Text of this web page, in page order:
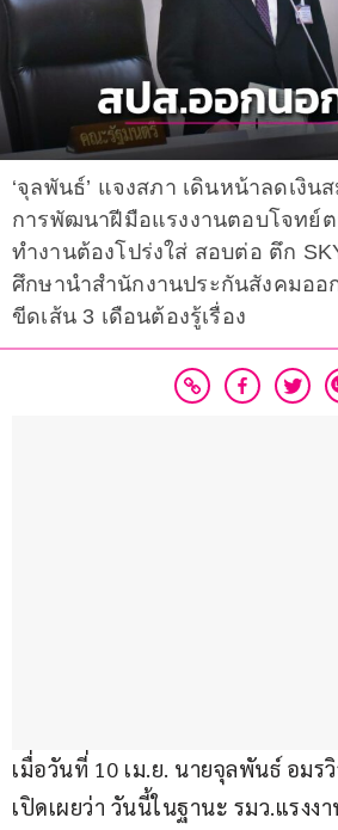
‘จุลพันธ์’ แจงสภา เดินหน้าลดเงิน
การพัฒนาฝีมือแรงงานตอบโจทย์ต
ทำงานต้องโปร่งใส่ สอบต่อ ตึก
ศึกษานำสำนักงานประกันสังคมออ
ขีดเส้น 3 เดือนต้องรู้เรื่อง
เมื่อวันที่ 10 เม.ย. นายจุลพันธ์ อมร
เปิดเผยว่า วันนี้ในฐานะ รมว.แรงง